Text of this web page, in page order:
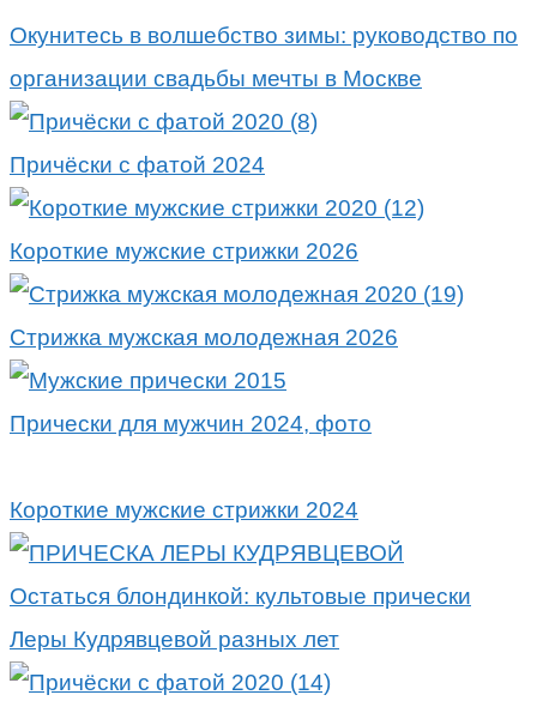
Окунитесь в волшебство зимы: руководство по
организации свадьбы мечты в Москве
Причёски с фатой 2024
Короткие мужские стрижки 2026
Стрижка мужская молодежная 2026
Прически для мужчин 2024, фото
Короткие мужские стрижки 2024
Остаться блондинкой: культовые прически
Леры Кудрявцевой разных лет